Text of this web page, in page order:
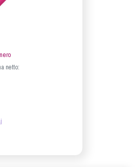
netto: